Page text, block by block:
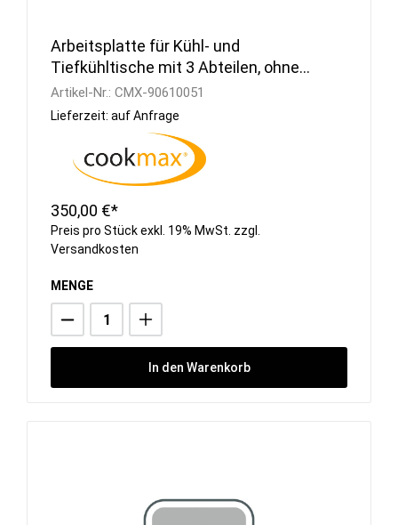
Arbeitsplatte für Kühl- und
Tiefkühltische mit 3 Abteilen, ohne
Aufkantung
Artikel-Nr.: CMX-90610051
Lieferzeit: auf Anfrage
350,00 €*
Preis pro Stück exkl. 19% MwSt. zzgl.
Versandkosten
MENGE
In den Warenkorb